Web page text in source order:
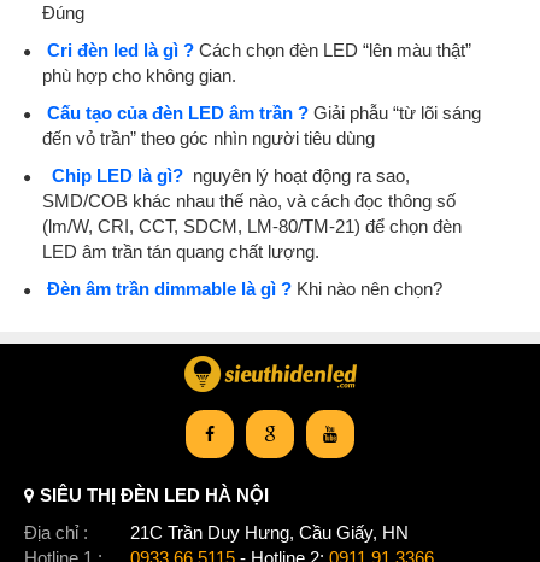
Đúng
Cri đèn led là gì ? Cách chọn đèn LED “lên màu thật”
phù hợp cho không gian.
Cấu tạo của đèn LED âm trần ? Giải phẫu “từ lõi sáng
đến vỏ trần” theo góc nhìn người tiêu dùng
Chip LED là gì? nguyên lý hoạt động ra sao,
SMD/COB khác nhau thế nào, và cách đọc thông số
(lm/W, CRI, CCT, SDCM, LM-80/TM-21) để chọn đèn
LED âm trần tán quang chất lượng.
Đèn âm trần dimmable là gì ? Khi nào nên chọn?
SIÊU THỊ ĐÈN LED HÀ NỘI
Địa chỉ :
21C Trần Duy Hưng, Cầu Giấy, HN
Hotline 1 :
0933.66.5115 - Hotline 2: 0911.91.3366